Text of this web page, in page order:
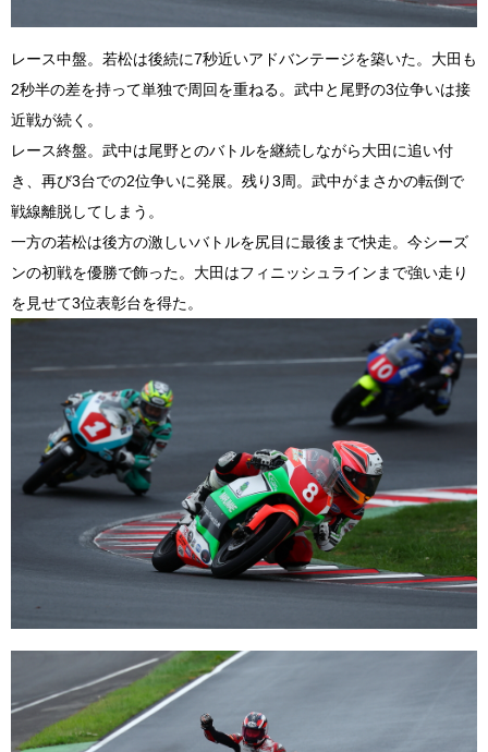
レース中盤。若松は後続に7秒近いアドバンテージを築いた。大田も
2秒半の差を持って単独で周回を重ねる。武中と尾野の3位争いは接
近戦が続く。
レース終盤。武中は尾野とのバトルを継続しながら大田に追い付
き、再び3台での2位争いに発展。残り3周。武中がまさかの転倒で
戦線離脱してしまう。
一方の若松は後方の激しいバトルを尻目に最後まで快走。今シーズ
ンの初戦を優勝で飾った。大田はフィニッシュラインまで強い走り
を見せて3位表彰台を得た。